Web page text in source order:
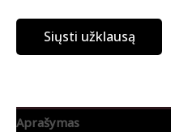
Siųsti užklausą
Aprašymas